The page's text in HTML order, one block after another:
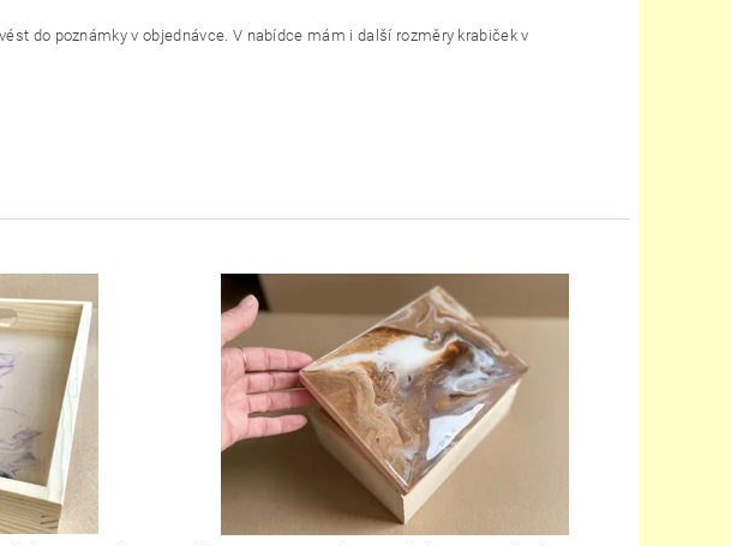
do poznámky v objednávce. V nabídce mám i další rozměry krabiček v